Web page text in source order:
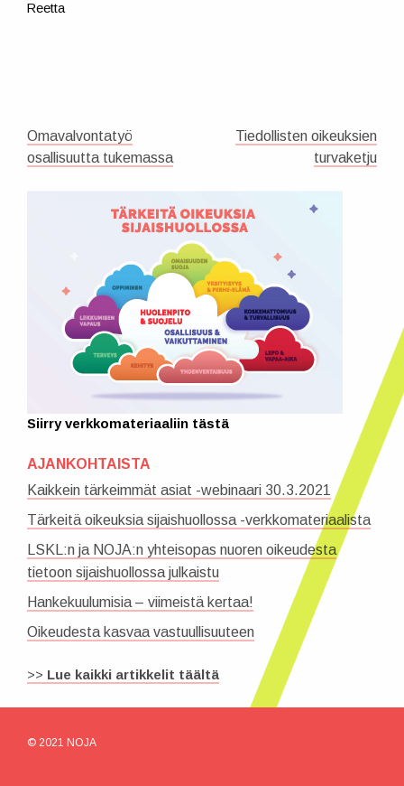
Reetta
ARTIKKELIEN
SELAUS
Omavalvontatyö
osallisuutta tukemassa
Tiedollisten oikeuksien
turvaketju
Siirry verkkomateriaaliin tästä
AJANKOHTAISTA
Kaikkein tärkeimmät asiat -webinaari 30.3.2021
Tärkeitä oikeuksia sijaishuollossa -verkkomateriaalista
LSKL:n ja NOJA:n yhteisopas nuoren oikeudesta
tietoon sijaishuollossa julkaistu
Hankekuulumisia – viimeistä kertaa!
Oikeudesta kasvaa vastuullisuuteen
>> Lue kaikki artikkelit täältä
© 2021 NOJA